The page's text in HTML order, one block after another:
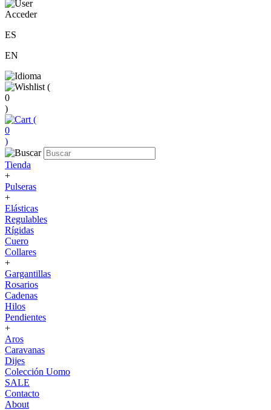
Acceder
ES
EN
(
0
)
(
0
)
Tienda
+
Pulseras
+
Elásticas
Regulables
Rígidas
Cuero
Collares
+
Gargantillas
Rosarios
Cadenas
Hilos
Pendientes
+
Aros
Caravanas
Dijes
Colección Uomo
SALE
Contacto
About